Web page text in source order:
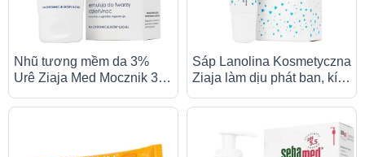
Nhũ tương mềm da 3%
Urê Ziaja Med Mocznik 3%
khô da (50ml)
Sáp Lanolina Kosmetyczna
Ziaja làm dịu phát ban, kích
da và niêm mạc (10g)